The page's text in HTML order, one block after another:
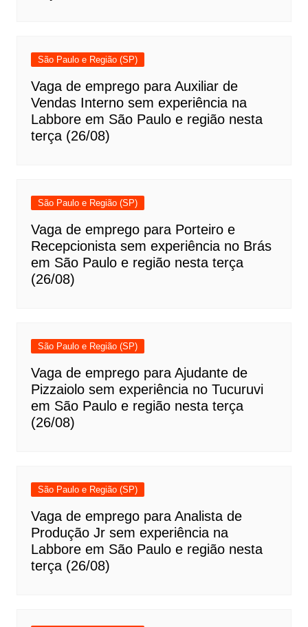
São Paulo e Região (SP)
Vaga de emprego para Auxiliar de
Vendas Interno sem experiência na
Labbore em São Paulo e região nesta
terça (26/08)
São Paulo e Região (SP)
Vaga de emprego para Porteiro e
Recepcionista sem experiência no Brás
em São Paulo e região nesta terça
(26/08)
São Paulo e Região (SP)
Vaga de emprego para Ajudante de
Pizzaiolo sem experiência no Tucuruvi
em São Paulo e região nesta terça
(26/08)
São Paulo e Região (SP)
Vaga de emprego para Analista de
Produção Jr sem experiência na
Labbore em São Paulo e região nesta
terça (26/08)